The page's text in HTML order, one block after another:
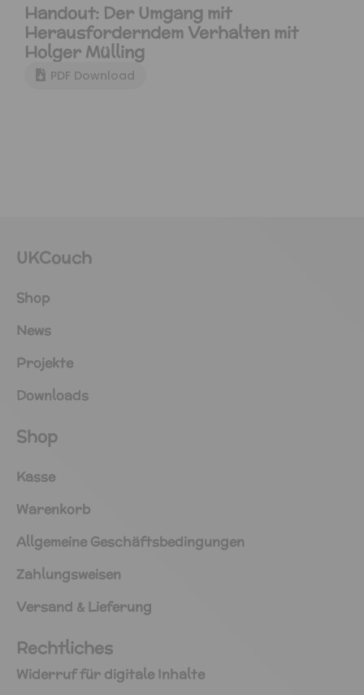
Handout: Der Umgang mit
Herausforderndem Verhalten mit
Holger Mülling
PDF Download
UKCouch
Shop
News
Projekte
Downloads
Shop
Kasse
Warenkorb
Allgemeine Geschäftsbedingungen
Zahlungsweisen
Versand & Lieferung
Rechtliches
Widerruf für digitale Inhalte